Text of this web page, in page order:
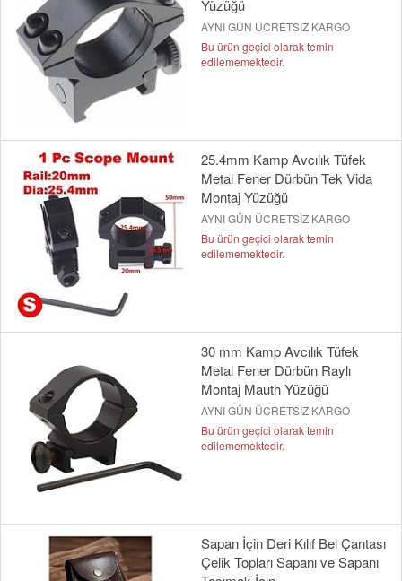
Yüzüğü
AYNI GÜN ÜCRETSİZ KARGO
Bu ürün geçici olarak temin
edilememektedir.
25.4mm Kamp Avcılık Tüfek
Metal Fener Dürbün Tek Vida
Montaj Yüzüğü
AYNI GÜN ÜCRETSİZ KARGO
Bu ürün geçici olarak temin
edilememektedir.
30 mm Kamp Avcılık Tüfek
Metal Fener Dürbün Raylı
Montaj Mauth Yüzüğü
AYNI GÜN ÜCRETSİZ KARGO
Bu ürün geçici olarak temin
edilememektedir.
Sapan İçin Deri Kılıf Bel Çantası
Çelik Topları Sapanı ve Sapanı